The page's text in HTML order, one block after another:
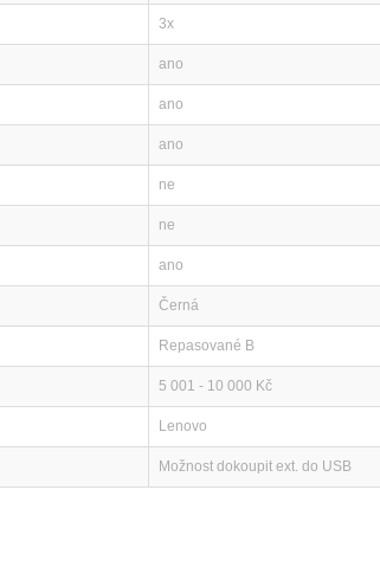
3x
ano
ano
ano
ne
ne
ano
Černá
Repasované B
5 001 - 10 000 Kč
Lenovo
Možnost dokoupit ext. do USB